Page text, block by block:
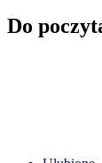
Do